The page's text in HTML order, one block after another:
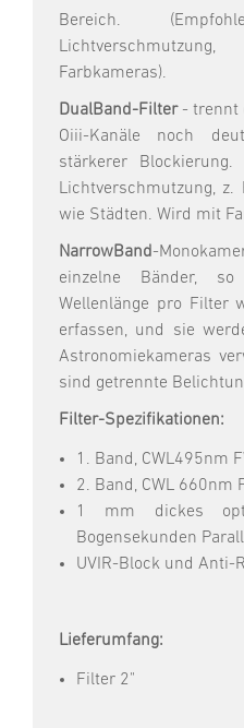
Bereich.
Farbkameras).
DualBand-Filter- trennt
Oiii-Kanäle noch
stärkerer
Lichtverschmutzung, z.
wie Städten. Wird mit
NarrowBand-
einzelne Bänder,
Wellenlänge pro Filter
erfassen, und sie
Astronomiekameras
sind getrennte
Filter-Spezifikationen:
1. Band, CWL495nm
2. Band, CWL 660nm
1 mm dickes
Bogensekunden
UVIR-Block und Anti-
Lieferumfang:
Filter 2"